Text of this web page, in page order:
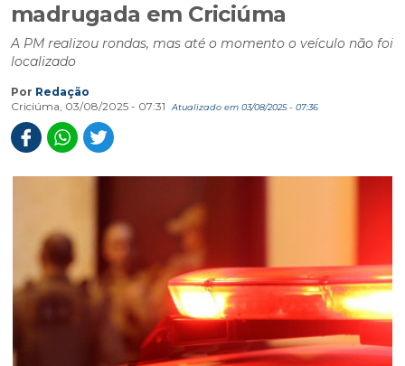
madrugada em Criciúma
A PM realizou rondas, mas até o momento o veículo não foi
localizado
Por Redação
Criciúma, 03/08/2025 - 07:31
Atualizado em 03/08/2025 - 07:36